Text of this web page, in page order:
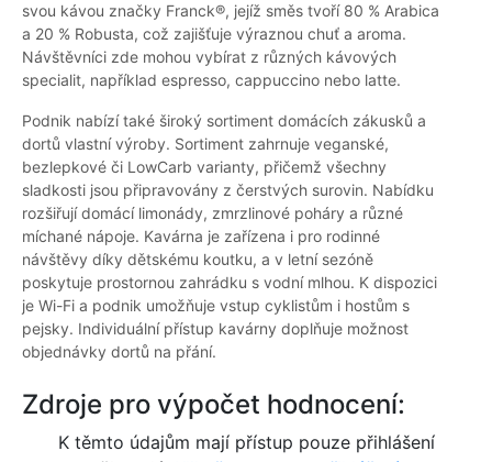
svou kávou značky Franck®, jejíž směs tvoří 80 % Arabica
a 20 % Robusta, což zajišťuje výraznou chuť a aroma.
Návštěvníci zde mohou vybírat z různých kávových
specialit, například espresso, cappuccino nebo latte.
Podnik nabízí také široký sortiment domácích zákusků a
dortů vlastní výroby. Sortiment zahrnuje veganské,
bezlepkové či LowCarb varianty, přičemž všechny
sladkosti jsou připravovány z čerstvých surovin. Nabídku
rozšiřují domácí limonády, zmrzlinové poháry a různé
míchané nápoje. Kavárna je zařízena i pro rodinné
návštěvy díky dětskému koutku, a v letní sezóně
poskytuje prostornou zahrádku s vodní mlhou. K dispozici
je Wi-Fi a podnik umožňuje vstup cyklistům i hostům s
pejsky. Individuální přístup kavárny doplňuje možnost
objednávky dortů na přání.
Zdroje pro výpočet hodnocení:
K těmto údajům mají přístup pouze přihlášení